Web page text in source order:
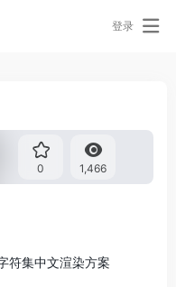
登录
0 1,466
符集中文渲染方案